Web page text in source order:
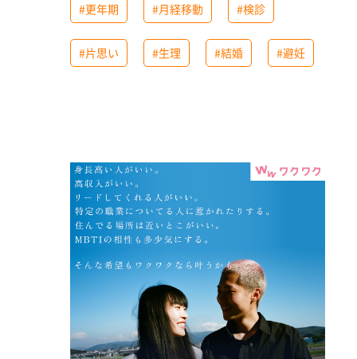
#更年期 #月経移動 #検診
#片思い #生理 #結婚 #避妊